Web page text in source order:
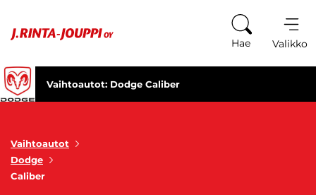
Hae Valikko
Vaihtoautot: Dodge Caliber
Vaihtoautot
Dodge
Caliber